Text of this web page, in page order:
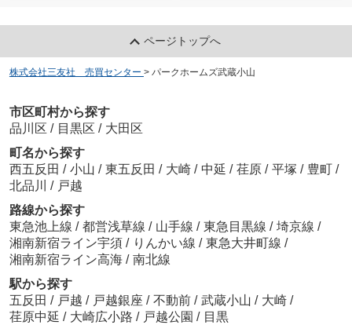
ページトップへ
株式会社三友社 売買センター > パークホームズ武蔵小山
市区町村から探す
品川区 / 目黒区 / 大田区
町名から探す
西五反田 / 小山 / 東五反田 / 大崎 / 中延 / 荏原 / 平塚 / 豊町 /
北品川 / 戸越
路線から探す
東急池上線 / 都営浅草線 / 山手線 / 東急目黒線 / 埼京線 /
湘南新宿ライン宇須 / りんかい線 / 東急大井町線 /
湘南新宿ライン高海 / 南北線
駅から探す
五反田 / 戸越 / 戸越銀座 / 不動前 / 武蔵小山 / 大崎 /
荏原中延 / 大崎広小路 / 戸越公園 / 目黒